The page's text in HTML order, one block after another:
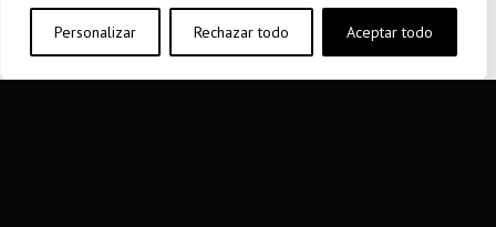
Personalizar Rechazar todo Aceptar todo